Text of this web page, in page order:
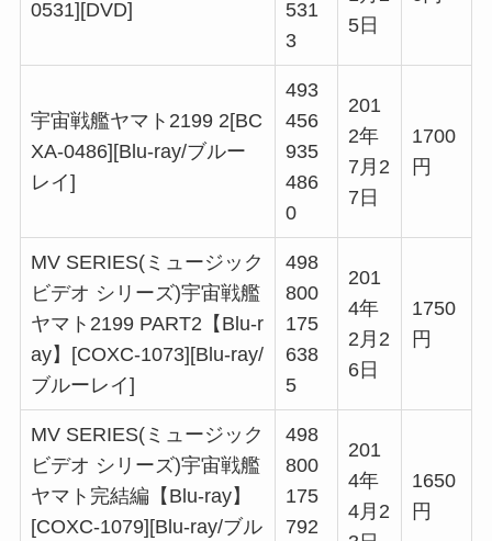
0531][DVD]
531
3
5日
宇宙戦艦ヤマト2199 2[BC
XA-0486][Blu-ray/ブルー
レイ]
493
456
935
486
0
201
2年
7月2
7日
1700
円
MV SERIES(ミュージック
ビデオ シリーズ)宇宙戦艦
ヤマト2199 PART2【Blu-r
ay】[COXC-1073][Blu-ray/
ブルーレイ]
498
800
175
638
5
201
4年
2月2
6日
1750
円
MV SERIES(ミュージック
ビデオ シリーズ)宇宙戦艦
ヤマト完結編【Blu-ray】
[COXC-1079][Blu-ray/ブル
498
800
175
792
201
4年
4月2
1650
円